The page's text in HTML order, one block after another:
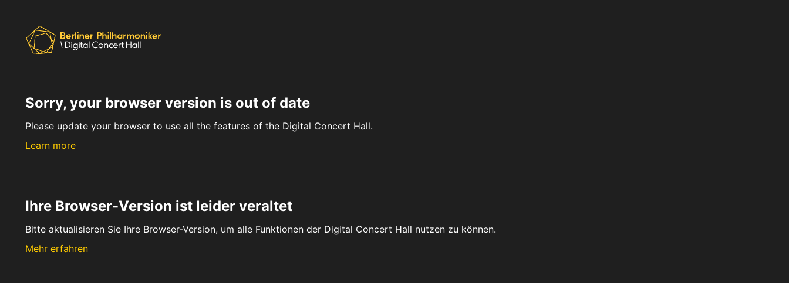
Sorry, your browser version is out of date
Please update your browser to use all the features of the Digital Concert Hall.
Learn more
Ihre Browser-Version ist leider veraltet
Bitte aktualisieren Sie Ihre Browser-Version, um alle Funktionen der Digital Concert Hall nutzen zu können.
Mehr erfahren